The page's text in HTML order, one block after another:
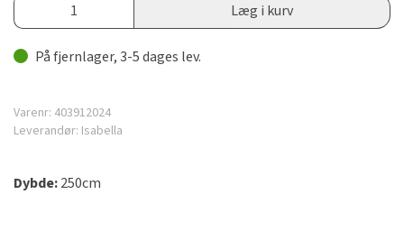
Læg i kurv
På fjernlager, 3-5 dages lev.
Varenr: 403912024
Leverandør: Isabella
Dybde:250cm